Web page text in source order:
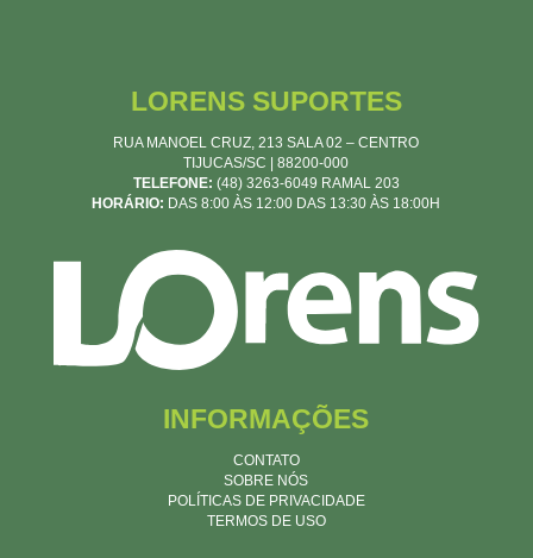
LORENS SUPORTES
RUA MANOEL CRUZ, 213 SALA 02 – CENTRO
TIJUCAS/SC | 88200-000
TELEFONE: (48) 3263-6049 RAMAL 203
HORÁRIO: DAS 8:00 ÀS 12:00 DAS 13:30 ÀS 18:00H
INFORMAÇÕES
CONTATO
SOBRE NÓS
POLÍTICAS DE PRIVACIDADE
TERMOS DE USO